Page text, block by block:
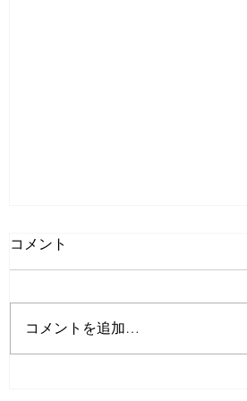
コメント
コメントを追加…